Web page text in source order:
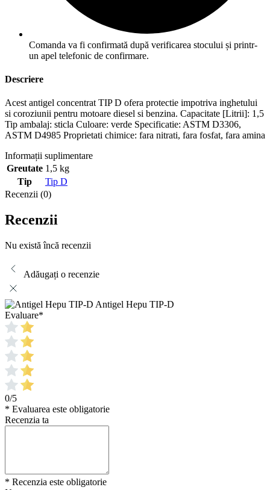
Comanda va fi confirmată după verificarea stocului și printr-
un apel telefonic de confirmare.
Descriere
Acest antigel concentrat TIP D ofera protectie impotriva inghetului
si coroziunii pentru motoare diesel si benzina. Capacitate [Litrii]: 1,5
Tip ambalaj: sticla Culoare: verde Specificatie: ASTM D3306,
ASTM D4985 Proprietati chimice: fara nitrati, fara fosfat, fara amina
Informații suplimentare
Greutate 1,5 kg
Tip
Tip D
Recenzii (0)
Recenzii
Nu există încă recenzii
Adăugați o recenzie
Antigel Hepu TIP-D
Evaluare*
0/5
* Evaluarea este obligatorie
Recenzia ta
* Recenzia este obligatorie